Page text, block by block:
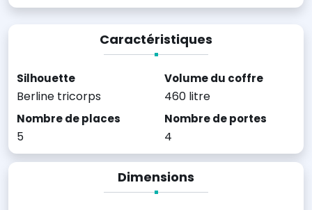
Caractéristiques
Silhouette
Berline tricorps
Volume du coffre
460 litre
Nombre de places
5
Nombre de portes
4
Dimensions